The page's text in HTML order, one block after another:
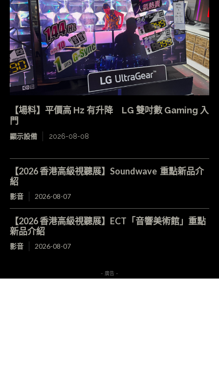
【場料】平價高 Hz 有升降 LG 雙吋數 Gaming 入
門
顯示設備 2026-08-08
【2026 香港高級視聽展】Soundwave 重點新品介
紹
影音 2026-08-07
【2026 香港高級視聽展】ECT「音響美術館」重點
新品介紹
影音 2026-08-07
- 廣告 -